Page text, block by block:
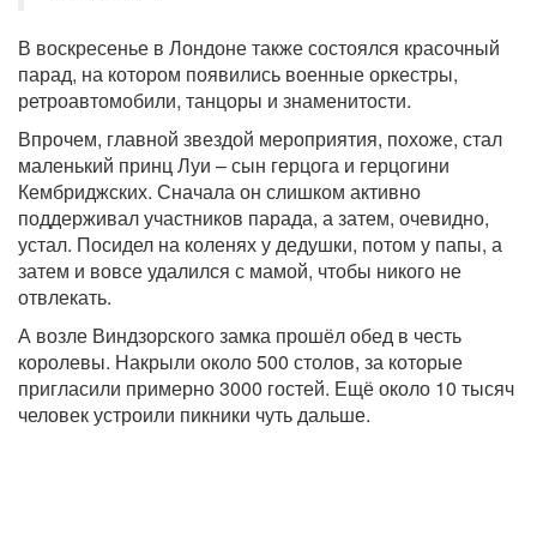
В воскресенье в Лондоне также состоялся красочный
парад, на котором появились военные оркестры,
ретроавтомобили, танцоры и знаменитости.
Впрочем, главной звездой мероприятия, похоже, стал
маленький принц Луи – сын герцога и герцогини
Кембриджских. Сначала он слишком активно
поддерживал участников парада, а затем, очевидно,
устал. Посидел на коленях у дедушки, потом у папы, а
затем и вовсе удалился с мамой, чтобы никого не
отвлекать.
А возле Виндзорского замка прошёл обед в честь
королевы. Накрыли около 500 столов, за которые
пригласили примерно 3000 гостей. Ещё около 10 тысяч
человек устроили пикники чуть дальше.